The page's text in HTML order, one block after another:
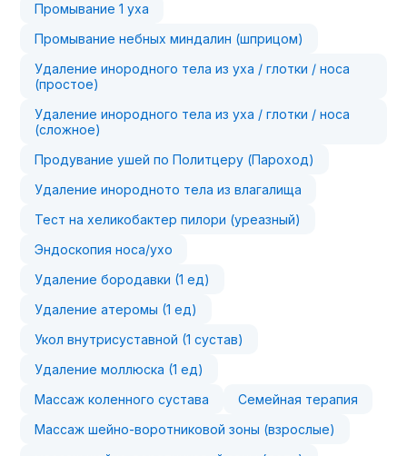
Промывание 1 уха
Промывание небных миндалин (шприцом)
Удаление инородного тела из уха / глотки / носа
(простое)
Удаление инородного тела из уха / глотки / носа
(сложное)
Продувание ушей по Политцеру (Пароход)
Удаление инородното тела из влагалища
Тест на хеликобактер пилори (уреазный)
Эндоскопия носа/ухо
Удаление бородавки (1 ед)
Удаление атеромы (1 ед)
Укол внутрисуставной (1 сустав)
Удаление моллюска (1 ед)
Массаж коленного сустава
Семейная терапия
Массаж шейно-воротниковой зоны (взрослые)